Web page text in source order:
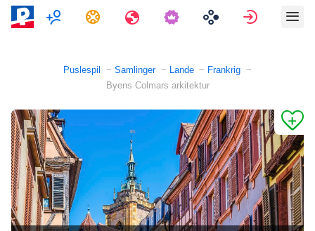
MultiplayerOpgaver Rejser Log ind
Puslespil Samlinger Lande
Frankrig
Byens Colmars arkitektur